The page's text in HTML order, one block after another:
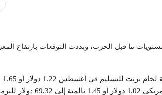
ما قبل الحرب، وبددت التوقعات بارتفاع
إلى 72.52 دولار للبرميل. ونزل خام غرب تكساس الوسيط الأمريكي 1.02 دولار أو 1.45